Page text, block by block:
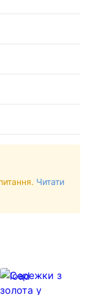
Читати